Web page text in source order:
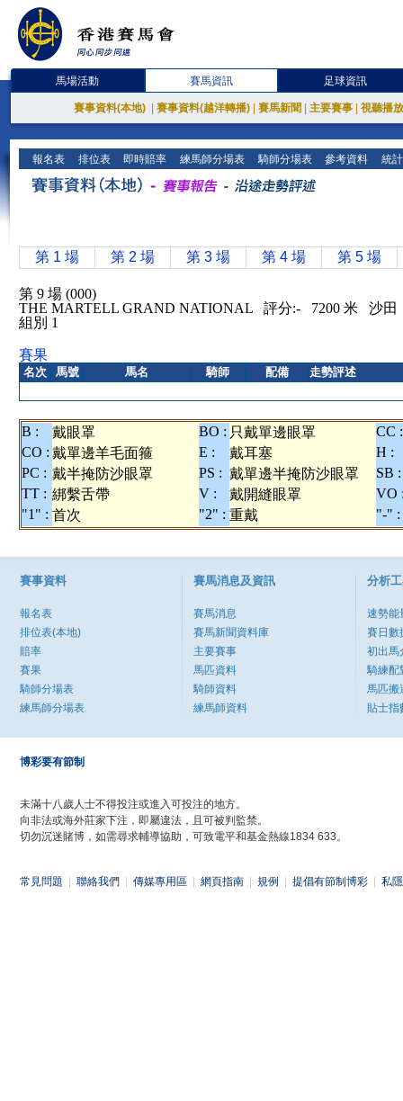
馬場活動 賽馬資訊 足球資訊
賽事資料(本地) 賽事資料(越洋轉播) 賽馬新聞 主要賽事 視聽播
報名表 排位表 即時賠率 練馬師分場表 騎師分場表 參考資料 統
第 1 場 第 2 場 第 3 場 第 4 場 第 5 場
第 9 場 (000)
THE MARTELL GRAND NATIONAL 評分:- 7200 米 沙
組別 1
賽果
名次 馬號 馬名 騎師 配備
走勢評述
B : 戴眼罩 BO : 只戴單邊眼罩
CC :
CO : 戴單邊羊毛面箍 E : 戴耳塞
H :
PC : 戴半掩防沙眼罩 PS : 戴單邊半掩防沙眼罩
SB :
TT : 綁繫舌帶 V : 戴開縫眼罩
VO
"1" : 首次 "2" : 重戴 "-" :
賽事資料
報名表
排位表(本地)
賠率
賽果
騎師分場表
練馬師分場表
賽馬消息及資訊
賽馬消息
賽馬新聞資料庫
主要賽事
馬匹資料
騎師資料
練馬師資料
分析
速勢能
賽日數
初出馬
騎練配
馬匹搬
貼士指
博彩要有節制
未滿十八歲人士不得投注或進入可投注的地方。
向非法或海外莊家下注，即屬違法，且可被判監禁。
切勿沉迷賭博，如需尋求輔導協助，可致電平和基金熱線1834 633。
常見問題 聯絡我們 傳媒專用區 網頁指南 規例 提倡有節制博彩 私